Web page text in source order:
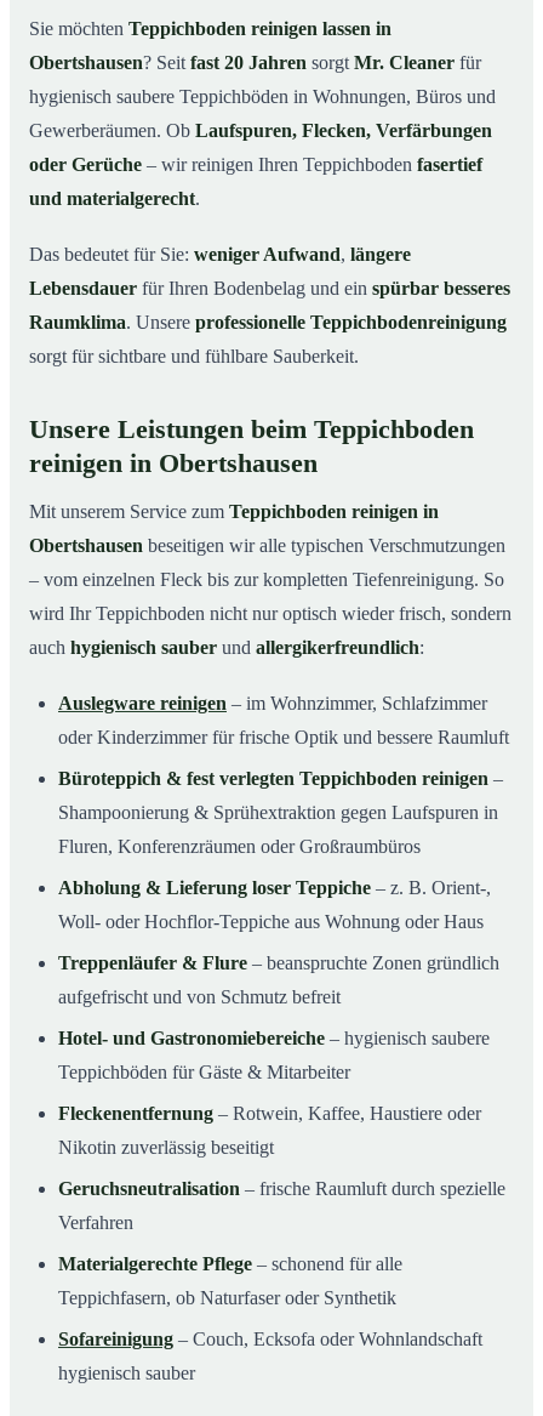
Warum Teppichboden reinigen mit Mr. Cleaner in
Obertshausen?
So funktioniert’s
Umgebung
Jetzt Angebot einholen
07So reinigen unsere Profis Teppichböden in
Sie möchten Teppichboden reinigen lassen in
Obertshausen? Seit fast 20 Jahren sorgt Mr. Cleaner für
hygienisch saubere Teppichböden in Wohnungen, Büros und
Gewerberäumen. Ob Laufspuren, Flecken, Verfärbungen
oder Gerüche – wir reinigen Ihren Teppichboden fasertief
und materialgerecht.
Das bedeutet für Sie: weniger Aufwand, längere
Lebensdauer für Ihren Bodenbelag und ein spürbar besseres
Raumklima. Unsere professionelle Teppichbodenreinigung
sorgt für sichtbare und fühlbare Sauberkeit.
Unsere Leistungen beim Teppichboden
reinigen in Obertshausen
Mit unserem Service zum Teppichboden reinigen in
Obertshausen beseitigen wir alle typischen Verschmutzungen
– vom einzelnen Fleck bis zur kompletten Tiefenreinigung. So
wird Ihr Teppichboden nicht nur optisch wieder frisch, sondern
auch hygienisch sauber und allergikerfreundlich:
Auslegware reinigen – im Wohnzimmer, Schlafzimmer
oder Kinderzimmer für frische Optik und bessere Raumluft
Büroteppich & fest verlegten Teppichboden reinigen –
Shampoonierung & Sprühextraktion gegen Laufspuren in
Fluren, Konferenzräumen oder Großraumbüros
Abholung & Lieferung loser Teppiche – z. B. Orient-,
Woll- oder Hochflor-Teppiche aus Wohnung oder Haus
Treppenläufer & Flure – beanspruchte Zonen gründlich
aufgefrischt und von Schmutz befreit
Hotel- und Gastronomiebereiche – hygienisch saubere
Teppichböden für Gäste & Mitarbeiter
Fleckenentfernung – Rotwein, Kaffee, Haustiere oder
Nikotin zuverlässig beseitigt
Geruchsneutralisation – frische Raumluft durch spezielle
Verfahren
Materialgerechte Pflege – schonend für alle
Teppichfasern, ob Naturfaser oder Synthetik
Sofareinigung – Couch, Ecksofa oder Wohnlandschaft
hygienisch sauber